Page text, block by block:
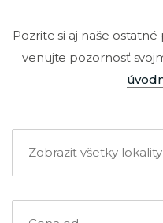
Pozrite si aj naše
venujte pozornosť